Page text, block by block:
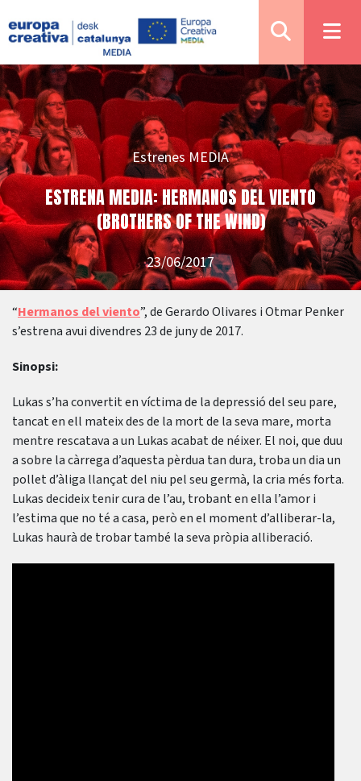
Estrenes MEDIA
ESTRENA MEDIA: HERMANOS DEL VIENTO
(BROTHERS OF THE WIND)
23/06/2017
“Hermanos del viento”, de Gerardo Olivares i Otmar Penker
s’estrena avui divendres 23 de juny de 2017.
Sinopsi:
Lukas s’ha convertit en víctima de la depressió del seu pare,
tancat en ell mateix des de la mort de la seva mare, morta
mentre rescatava a un Lukas acabat de néixer. El noi, que duu
a sobre la càrrega d’aquesta pèrdua tan dura, troba un dia un
pollet d’àliga llançat del niu pel seu germà, la cria més forta.
Lukas decideix tenir cura de l’au, trobant en ella l’amor i
l’estima que no té a casa, però en el moment d’alliberar-la,
Lukas haurà de trobar també la seva pròpia alliberació.